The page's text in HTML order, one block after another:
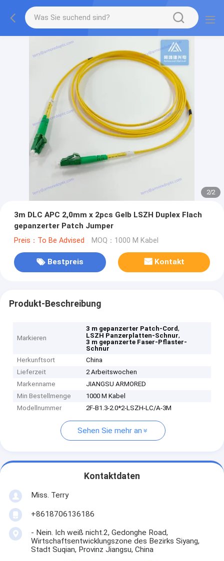
2/2
3m DLC APC 2,0mm x 2pcs Gelb LSZH Duplex Flach
gepanzerter Patch Jumper
Preis：To Be Advised MOQ：1000 M Kabel
Bestpreis Kontakt
Produkt-Beschreibung
Markieren
3 m gepanzerter Patch-Cord,
LSZH Panzerplatten-Schnur,
3 m gepanzerte Faser-Pflaster-
Schnur
Herkunftsort
China
Lieferzeit
2 Arbeitswochen
Markenname
JIANGSU ARMORED
Min Bestellmenge
1000 M Kabel
Modellnummer
2F-B1.3-2.0*2-LSZH-LC/A-3M
Sehen Sie mehr an
Kontaktdaten
Miss. Terry
+8618706136186
- Nein. Ich weiß nicht.2, Gedonghe Road,
Wirtschaftsentwicklungszone des Bezirks Siyang,
Stadt Suqian, Provinz Jiangsu, China